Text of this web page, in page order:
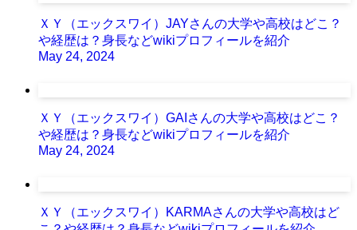
ＸＹ（エックスワイ）JAYさんの大学や高校はどこ？
や経歴は？身長などwikiプロフィールを紹介
May 24, 2024
ＸＹ（エックスワイ）GAIさんの大学や高校はどこ？
や経歴は？身長などwikiプロフィールを紹介
May 24, 2024
ＸＹ（エックスワイ）KARMAさんの大学や高校はど